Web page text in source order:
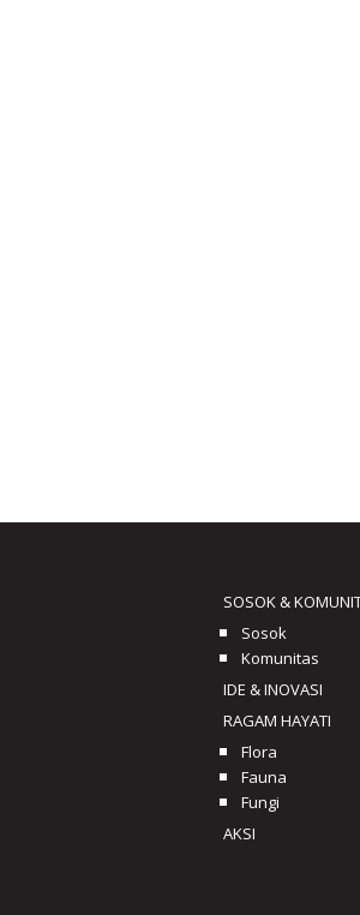
SOSOK &
Sosok
Komunitas
IDE & INOVASI
RAGAM HAYATI
Flora
Fauna
Fungi
AKSI